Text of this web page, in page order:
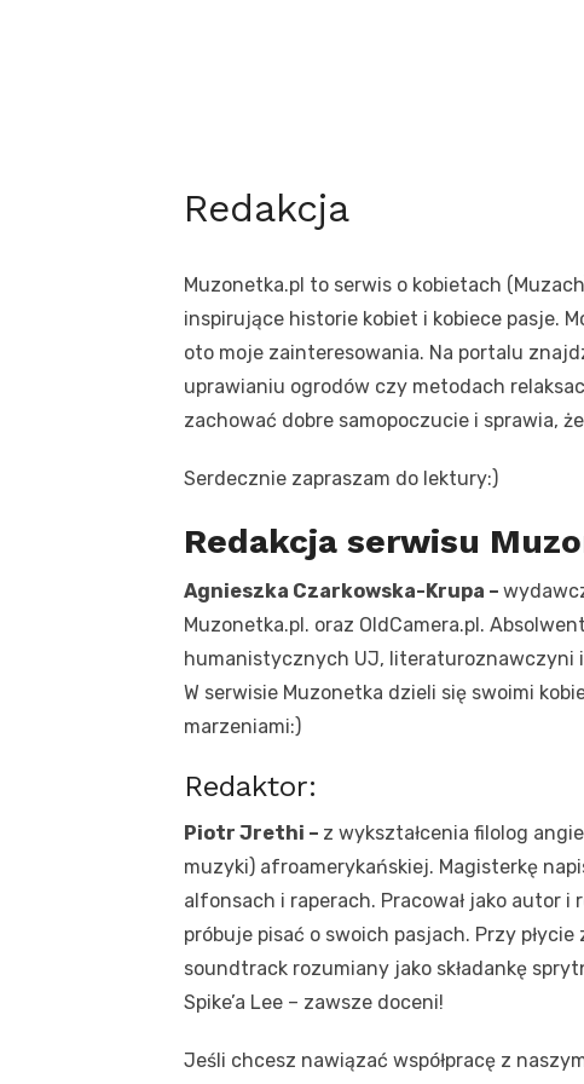
Redakcja
Muzonetka.pl to serwis o kobietach
inspirujące historie kobiet i kobiece pasje.
oto moje zainteresowania. Na portalu
uprawianiu ogrodów czy metodach
zachować dobre samopoczucie i sprawia,
Serdecznie zapraszam do lektury:)
Redakcja serwisu
Agnieszka Czarkowska-Krupa –
Muzonetka.pl. oraz OldCamera.pl.
humanistycznych UJ, literaturoznawczyni
W serwisie Muzonetka dzieli się swoimi
marzeniami:)
Redaktor:
Piotr Jrethi – z wykształcenia filolog
muzyki) afroamerykańskiej. Magisterkę
alfonsach i raperach. Pracował jako autor
próbuje pisać o swoich pasjach. Przy
soundtrack rozumiany jako składankę
Spike’a Lee – zawsze doceni!
Jeśli chcesz nawiązać współpracę z